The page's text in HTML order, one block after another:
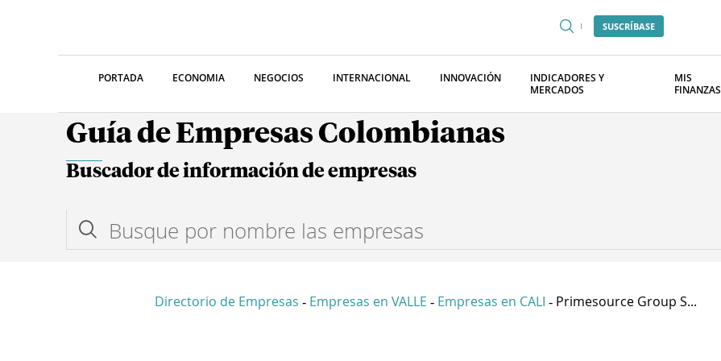
SUSCRÍBASE
PORTADA ECONOMIA NEGOCIOS INTERNACIONAL INNOVACIÓN
INDICADORES Y
MERCADOS
MIS
FINANZAS
Guía de Empresas Colombianas
Buscador de información de empresas
Directorio de Empresas - Empresas en VALLE - Empresas en CALI - Primesource Group S...